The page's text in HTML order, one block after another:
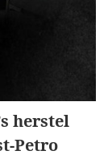
herstel
Petro